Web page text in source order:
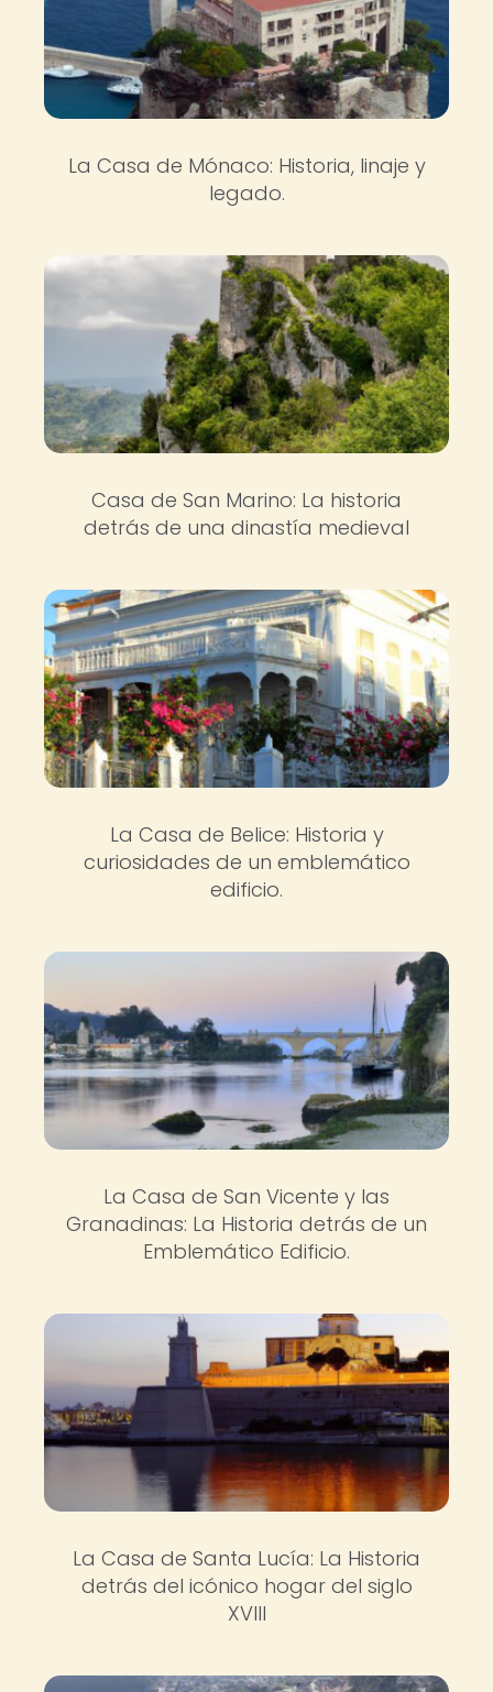
La Casa de Mónaco: Historia, linaje y
legado.
Casa de San Marino: La historia
detrás de una dinastía medieval
La Casa de Belice: Historia y
curiosidades de un emblemático
edificio.
La Casa de San Vicente y las
Granadinas: La Historia detrás de un
Emblemático Edificio.
La Casa de Santa Lucía: La Historia
detrás del icónico hogar del siglo
XVIII